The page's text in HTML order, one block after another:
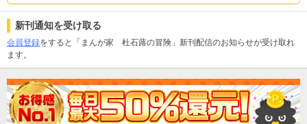
新刊通知を受け取る
会員登録をすると「まんが家 杜石蕗の冒険」新刊配信のお知らせが受け取れ
ます。